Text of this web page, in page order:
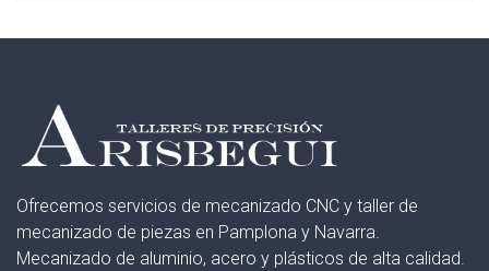
Ofrecemos servicios de mecanizado CNC y taller de
mecanizado de piezas en Pamplona y Navarra.
Mecanizado de aluminio, acero y plásticos de alta calidad.